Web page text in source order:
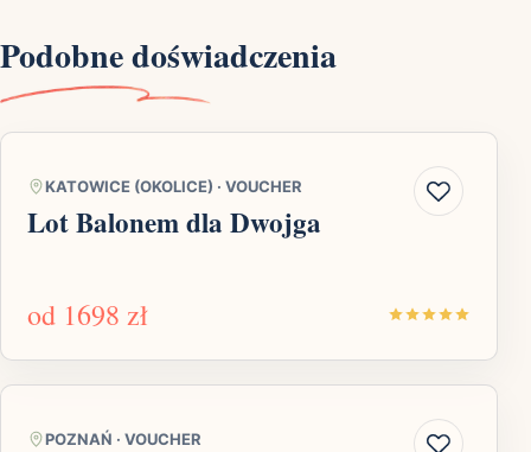
Podobne doświadczenia
KATOWICE (OKOLICE) · VOUCHER
Lot Balonem dla Dwojga
od 1698 zł
POZNAŃ · VOUCHER